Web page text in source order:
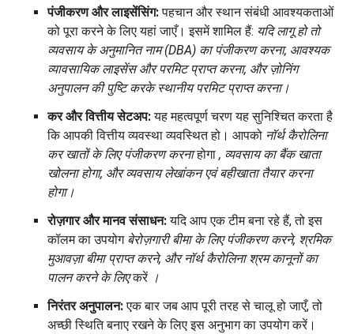
पंजीकरण और लाइसेंसिंग:पहचान और स्थान संबंधी आवश्यकताओं
को पूरा करने के लिए यहां जाएँ। इसमें शामिल हैं: यदि लागू हो तो
व्यवसाय के अनुमानित नाम (DBA) का पंजीकरण करना, आवश्यक
व्यावसायिक लाइसेंस और परमिट प्राप्त करना, और ज़ोनिंग
अनुपालन की पुष्टि करके स्थानीय परमिट प्राप्त करना।
कर और वित्तीय सेटअप:यह महत्वपूर्ण चरण यह सुनिश्चित करता है
कि आपकी वित्तीय व्यवस्था व्यवस्थित हो। आपको नॉर्थ कैरोलिना
कर खातों के लिए पंजीकरण करनाहोगा , व्यवसाय का बैंक खाता
खोलना होगा, और व्यवसाय लेखांकन एवं बहीखाता तैयार करना
होगा।
रोज़गार और मानव संसाधन:यदि आप एक टीम बना रहे हैं, तो इस
कॉलम का उपयोग बेरोज़गारी बीमा के लिए पंजीकरण करने, श्रमिक
मुआवज़ा बीमा प्राप्त करने, और नॉर्थ कैरोलिना श्रम कानूनों का
पालन करने के लिएकरें ।
निरंतर अनुपालन:एक बार जब आप पूरी तरह से चालू हो जाएँ, तो
अच्छी स्थिति बनाए रखने के लिए इस अनुभाग का उपयोग करें।